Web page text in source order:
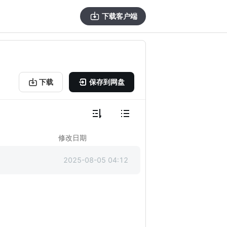
下载客户端
下载 保存到网盘
修改日期
2025-08-05 04:12